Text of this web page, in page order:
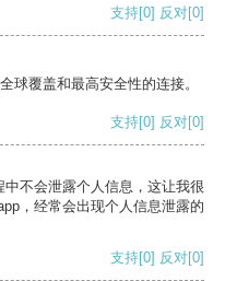
支持[0] 反对[0]
球覆盖和最高安全性的连接。
支持[0] 反对[0]
不会泄露个人信息，这让我很
，经常会出现个人信息泄露的
支持[0] 反对[0]